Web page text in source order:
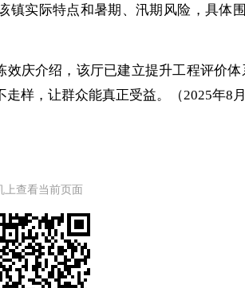
实际特点和暑期、汛期风险，具体
庆介绍，该厅已建立提升工程评价
走样，让群众能真正受益。（2025年8
上查看当前页面